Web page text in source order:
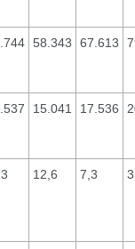
58.343 67.613
15.041 17.536
12,6 7,3